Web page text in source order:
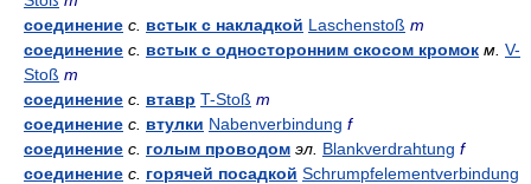
соединение с. встык с накладкой Laschenstoß m
соединение с. встык с односторонним скосом кромок м. V-
Stoß m
соединение с. втавр T-Stoß m
соединение с. втулки Nabenverbindung f
соединение с. голым проводом эл. Blankverdrahtung f
соединение с. горячей посадкой Schrumpfelementverbindung